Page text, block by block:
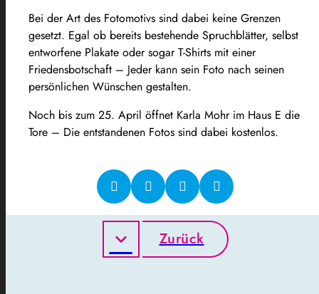
Bei der Art des Fotomotivs sind dabei keine Grenzen
gesetzt. Egal ob bereits bestehende Spruchblätter, selbst
entworfene Plakate oder sogar T-Shirts mit einer
Friedensbotschaft – Jeder kann sein Foto nach seinen
persönlichen Wünschen gestalten.
Noch bis zum 25. April öffnet Karla Mohr im Haus E die
Tore – Die entstandenen Fotos sind dabei kostenlos.
Zurück